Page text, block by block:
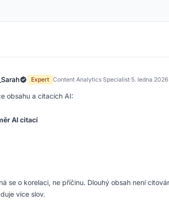
Expert Content Analytics Specialist·5. ledna 2026
obsahu a citacích AI:
AI citací
se o korelaci, ne příčinu. Dlouhý obsah není
více slov.